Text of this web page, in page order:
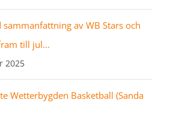
sammanfattning av WB Stars och
till jul…
2025
Wetterbygden Basketball (Sanda